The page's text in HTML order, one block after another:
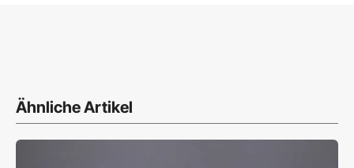
Ähnliche Artikel